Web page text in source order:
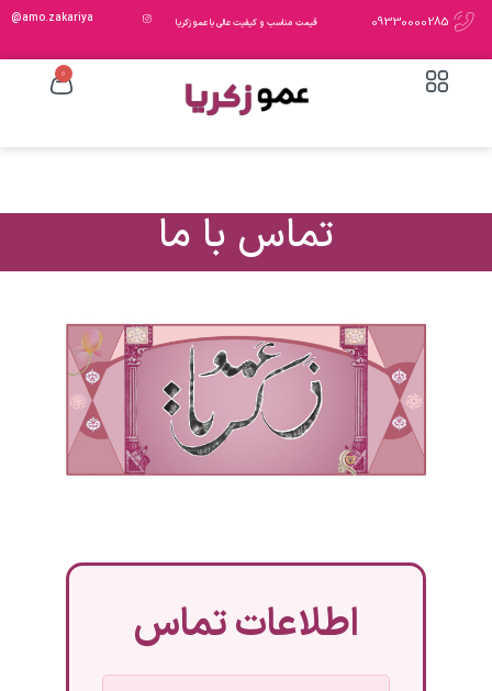
09330000285 قیمت مناسب و کیفیت عالی با عمو زکریا amo.zakariya@
0
تماس با ما
اطلاعات تماس